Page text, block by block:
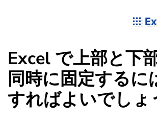
Excel で上部と下
同時に固定するに
すればよいでしょ